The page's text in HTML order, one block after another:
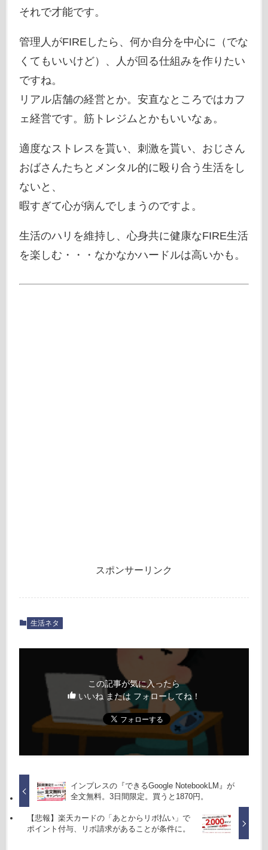
それで才能です。
管理人がFIREしたら、何か自分を中心に（でな
くてもいいけど）、人が回る仕組みを作りたい
ですね。
リアル店舗の経営とか。安直なところではカフ
ェ経営です。筋トレジムとかもいいなぁ。
適度なストレスを貰い、刺激を貰い、おじさん
おばさんたちとメンタル的に殴り合う生活をし
ないと、
暇すぎて心が病んでしまうのですよ。
生活のハリを維持し、心身共に健康なFIRE生活
を楽しむ・・・なかなかハードルは高いかも。
スポンサーリンク
生活ネタ
この記事が気に入ったら
いいね または フォローしてね！
インプレスの『できるGoogle NotebookLM』が
全文無料。3日間限定。買うと1870円。
【悲報】楽天カードの「あとからリボ払い」で
ポイント付与、リボ請求があることが条件に。